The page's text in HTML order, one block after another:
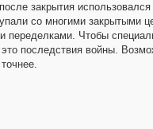
закрытия
со многими закрытыми
переделками. Чтобы
последствия войны.